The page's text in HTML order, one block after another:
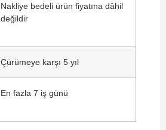
Nakliye bedeli ürün fiyatına dâhil
değildir
Çürümeye karşı 5 yıl
En fazla 7 iş günü